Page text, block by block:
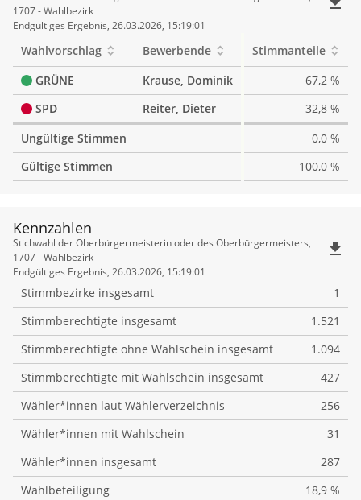
tabellarisch
1707 - Wahlbezirk
Endgültiges Ergebnis, 26.03.2026, 15:19:01
Wahlvorschlag Bewerbende
Stimmanteile
GRÜNE
Krause, Dominik
67,2 %
SPD
Reiter, Dieter
32,8 %
Ungültige Stimmen
0,0 %
Gültige Stimmen
100,0 %
Kennzahlen
Kennzahlen
Stichwahl der Oberbürgermeisterin oder des Oberbürgermeisters,
1707 - Wahlbezirk
Endgültiges Ergebnis, 26.03.2026, 15:19:01
file_download
Stimmbezirke insgesamt
1
Stimmberechtigte insgesamt
1.521
Stimmberechtigte ohne Wahlschein insgesamt
1.094
Stimmberechtigte mit Wahlschein insgesamt
427
Wähler*innen laut Wählerverzeichnis
256
Wähler*innen mit Wahlschein
31
Wähler*innen insgesamt
287
Wahlbeteiligung
18,9 %